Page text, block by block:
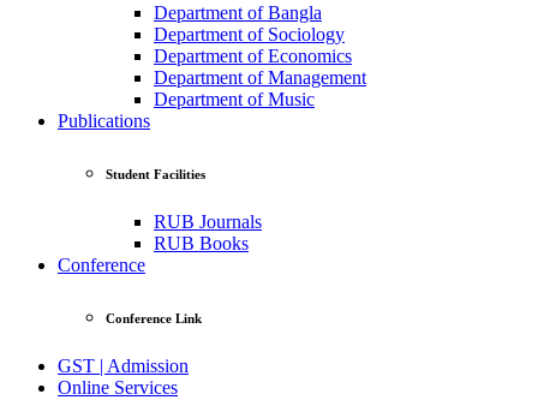
Department of Bangla
Department of Sociology
Department of Economics
Department of Management
Department of Music
Publications
Student Facilities
RUB Journals
RUB Books
Conference
Conference Link
GST | Admission
Online Services